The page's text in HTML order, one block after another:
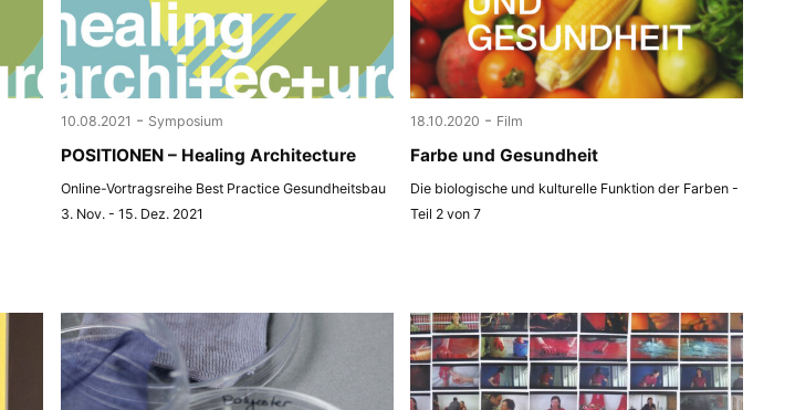
10.08.2021 - Symposium
POSITIONEN – Healing Architecture
Online-Vortragsreihe Best Practice Gesundheitsbau
3. Nov. - 15. Dez. 2021
18.10.2020 - Film
Farbe und Gesundheit
Die biologische und kulturelle Funktion der Farben -
Teil 2 von 7